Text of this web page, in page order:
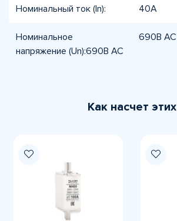
Номинальный ток (In): 40A
Номинальное
напряжение (Un):690В AC
690В AC
Как насчет этих